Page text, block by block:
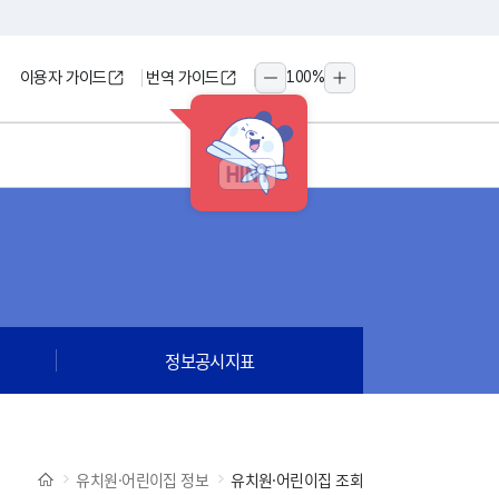
HINT
이용자 가이드 번역 가이드
축소
100%
확대
정보공시지표
유치원·어린이집 정보 유치원·어린이집 조회